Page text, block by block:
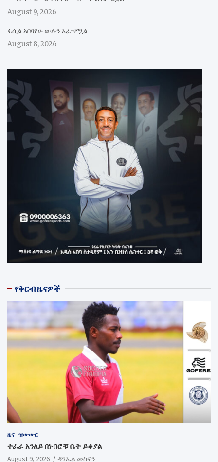
August 9, 2026
ፋሲል አበባየሁ ውሉን አራዝሟል
August 8, 2026
የቅርብ ዜናዎች
ዜና ዝውውር
ተፈራ አንለይ በነብሮቹ ቤት ይቆያል
August 9, 2026 ዳንኤል መስፍን